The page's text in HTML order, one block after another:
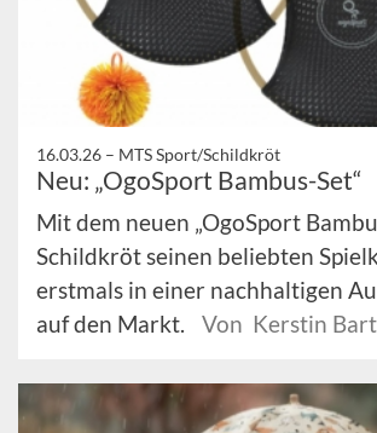
16.03.26 – MTS Sport/Schildkröt
Neu: „OgoSport Bambus-Set“
Mit dem neuen „OgoSport
Schildkröt seinen beliebten
erstmals in einer nachhaltigen
auf den Markt.
Von Kerstin